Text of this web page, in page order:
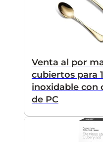
Venta al por
cubiertos para
inoxidable con
de PC